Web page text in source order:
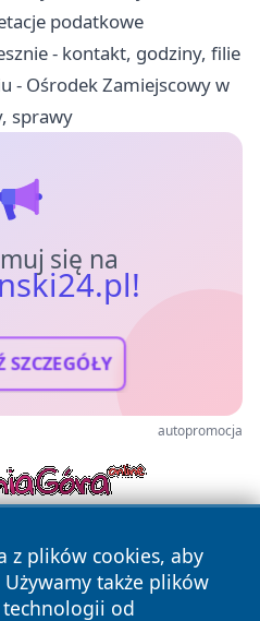
podatkowe
- kontakt, godziny, filie
- Ośrodek Zamiejscowy w
sprawy
się na
SZCZEGÓŁY
autopromocja
z plików cookies, aby
Używamy także plików
od